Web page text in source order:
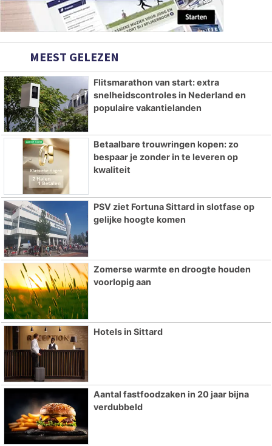
MEEST GELEZEN
Flitsmarathon van start: extra
snelheidscontroles in Nederland en
populaire vakantielanden
Betaalbare trouwringen kopen: zo
bespaar je zonder in te leveren op
kwaliteit
PSV ziet Fortuna Sittard in slotfase op
gelijke hoogte komen
Zomerse warmte en droogte houden
voorlopig aan
Hotels in Sittard
Aantal fastfoodzaken in 20 jaar bijna
verdubbeld